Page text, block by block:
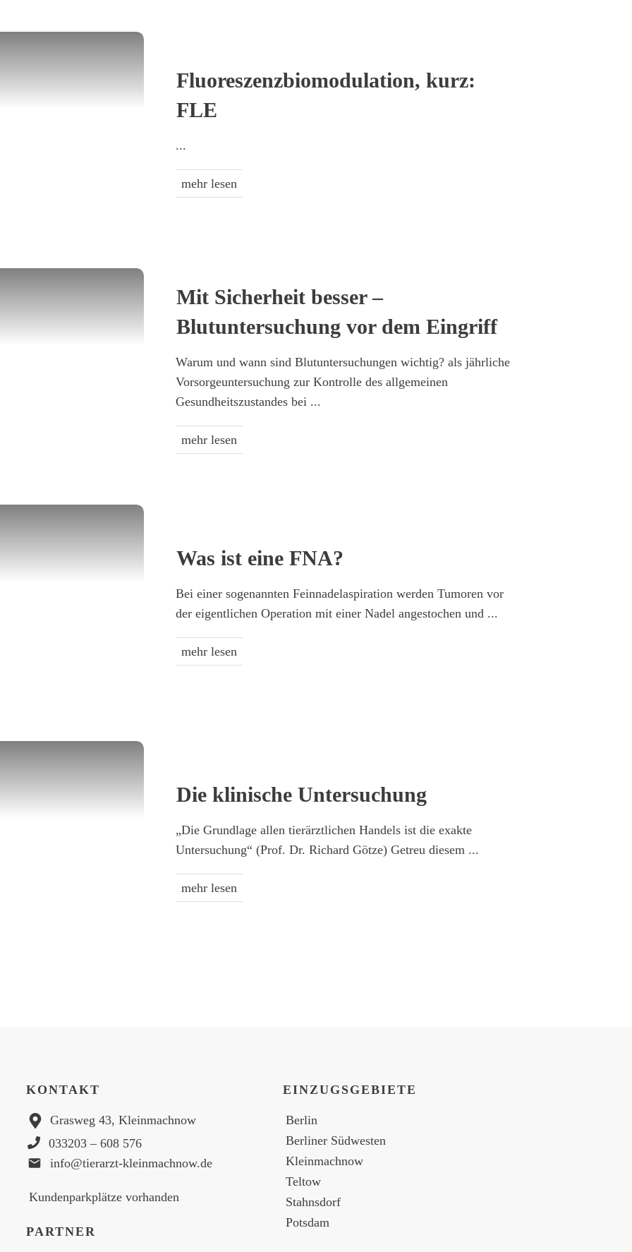
Fluoreszenzbiomodulation, kurz:
FLE
...
mehr lesen
Mit Sicherheit besser –
Blutuntersuchung vor dem Eingriff
Warum und wann sind Blutuntersuchungen wichtig? als jährliche
Vorsorgeuntersuchung zur Kontrolle des allgemeinen
Gesundheitszustandes bei ...
mehr lesen
Was ist eine FNA?
Bei einer sogenannten Feinnadelaspiration werden Tumoren vor
der eigentlichen Operation mit einer Nadel angestochen und ...
mehr lesen
Die klinische Untersuchung
„Die Grundlage allen tierärztlichen Handels ist die exakte
Untersuchung“ (Prof. Dr. Richard Götze) Getreu diesem ...
mehr lesen
KONTAKT
Grasweg 43, Kleinmachnow
033203 – 608 576
info@tierarzt-kleinmachnow.de
Kundenparkplätze vorhanden
PARTNER
EINZUGSGEBIETE
Berlin
Berliner Südwesten
Kleinmachnow
Teltow
Stahnsdorf
Potsdam